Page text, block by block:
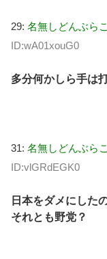
29: 名無しどんぶらこ
ID:wA01xouG0
多分何かしら手は
31: 名無しどんぶらこ
ID:vlGRdEGK0
日本をダメにした
それとも野党？